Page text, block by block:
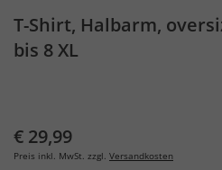
T-Shirt, Halbarm,
bis 8 XL
€ 29,99
Preis inkl. MwSt. zzgl. Versandkosten